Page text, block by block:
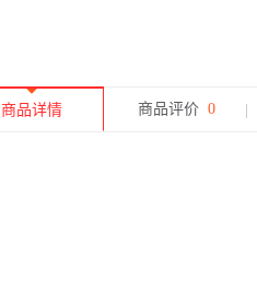
商品详情 商品评价 0